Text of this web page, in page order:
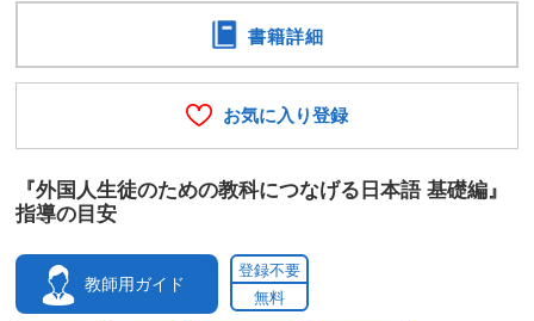
『外国人生徒のための教科につなげる日本語 基礎編』
指導の目安
教師用ガイド
登録不要
無料
書籍詳細
お気に入り登録